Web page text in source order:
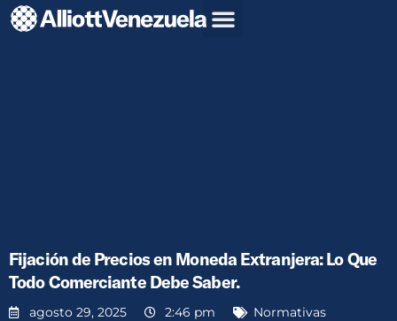
Fijación de Precios en Moneda Extranjera: Lo Que
Todo Comerciante Debe Saber.
agosto 29, 2025 2:46 pm Normativas